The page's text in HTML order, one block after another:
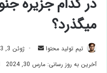
در کدام جزیره
میگذرد؟
تیم تولید محتوا
ارسال
ایمیل
ژوئن 3, 2023
آخرین به روز رسانی: مارس 30, 2024